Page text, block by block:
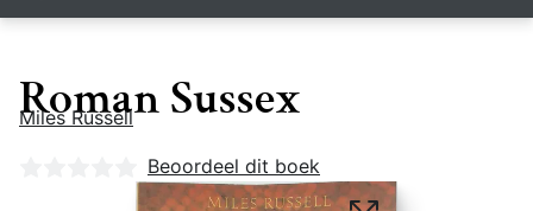
Roman Sussex
Miles Russell
Nog geen beoordelingen
Beoordeel dit boek